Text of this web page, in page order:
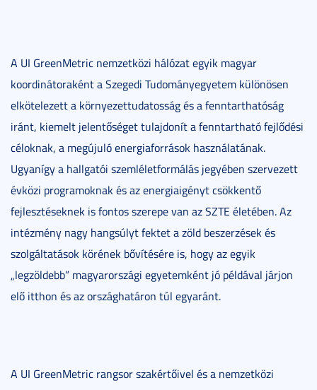
A UI GreenMetric nemzetközi hálózat egyik magyar
koordinátoraként a Szegedi Tudományegyetem különösen
elkötelezett a környezettudatosság és a fenntarthatóság
iránt, kiemelt jelentőséget tulajdonít a fenntartható fejlődési
céloknak, a megújuló energiaforrások használatának.
Ugyanígy a hallgatói szemléletformálás jegyében szervezett
évközi programoknak és az energiaigényt csökkentő
fejlesztéseknek is fontos szerepe van az SZTE életében. Az
intézmény nagy hangsúlyt fektet a zöld beszerzések és
szolgáltatások körének bővítésére is, hogy az egyik
„legzöldebb” magyarországi egyetemként jó példával járjon
elő itthon és az országhatáron túl egyaránt.
A UI GreenMetric rangsor szakértőivel és a nemzetközi